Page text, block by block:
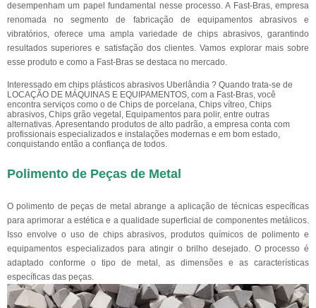
desempenham um papel fundamental nesse processo. A Fast-Bras, empresa
renomada no segmento de fabricação de equipamentos abrasivos e
vibratórios, oferece uma ampla variedade de chips abrasivos, garantindo
resultados superiores e satisfação dos clientes. Vamos explorar mais sobre
esse produto e como a Fast-Bras se destaca no mercado.
Interessado em chips plásticos abrasivos Uberlândia ? Quando trata-se de
LOCAÇÃO DE MÁQUINAS E EQUIPAMENTOS, com a Fast-Bras, você
encontra serviços como o de Chips de porcelana, Chips vítreo, Chips
abrasivos, Chips grão vegetal, Equipamentos para polir, entre outras
alternativas. Apresentando produtos de alto padrão, a empresa conta com
profissionais especializados e instalações modernas e em bom estado,
conquistando então a confiança de todos.
Polimento de Peças de Metal
O polimento de peças de metal abrange a aplicação de técnicas específicas
para aprimorar a estética e a qualidade superficial de componentes metálicos.
Isso envolve o uso de chips abrasivos, produtos químicos de polimento e
equipamentos especializados para atingir o brilho desejado. O processo é
adaptado conforme o tipo de metal, as dimensões e as características
específicas das peças.